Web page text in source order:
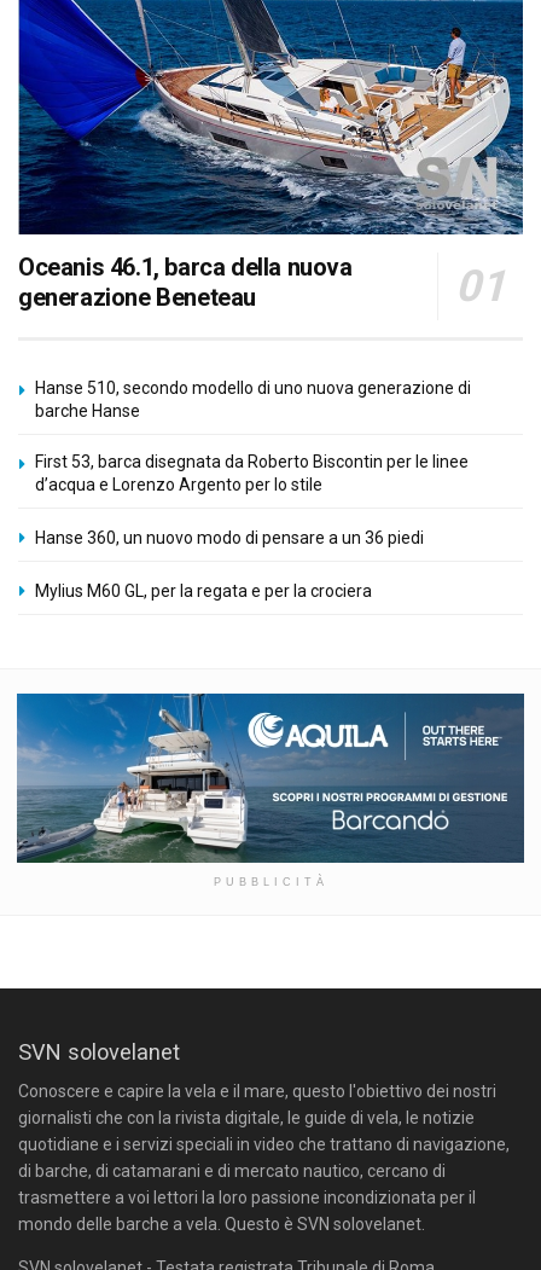
Oceanis 46.1, barca della nuova
generazione Beneteau
Hanse 510, secondo modello di uno nuova generazione di
barche Hanse
First 53, barca disegnata da Roberto Biscontin per le linee
d’acqua e Lorenzo Argento per lo stile
Hanse 360, un nuovo modo di pensare a un 36 piedi
Mylius M60 GL, per la regata e per la crociera
PUBBLICITÀ
SVN solovelanet
Conoscere e capire la vela e il mare, questo l'obiettivo dei nostri
giornalisti che con la rivista digitale, le guide di vela, le notizie
quotidiane e i servizi speciali in video che trattano di navigazione,
di barche, di catamarani e di mercato nautico, cercano di
trasmettere a voi lettori la loro passione incondizionata per il
mondo delle barche a vela. Questo è SVN solovelanet.